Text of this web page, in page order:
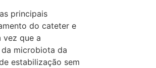
principais
do cateter e
vez que a
microbiota da
estabilização sem